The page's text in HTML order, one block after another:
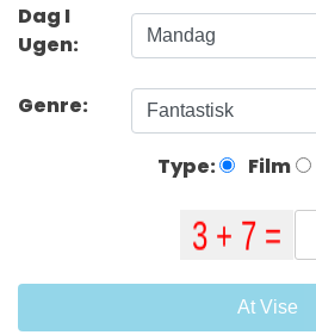
Dag I
Ugen:
Genre:
Type: Film
At Vise